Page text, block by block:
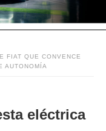
FIAT QUE CONVENCE
AUTONOMÍA
eléctrica